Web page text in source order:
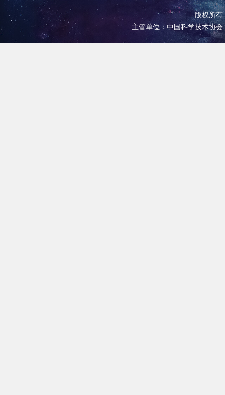
版权所
主管单位：中国科学技术协